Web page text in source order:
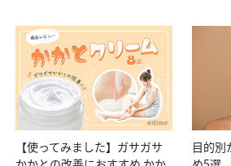
【使ってみました】ガサガサ
目的別